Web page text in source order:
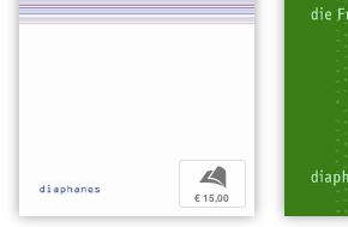
b
€ 15,00